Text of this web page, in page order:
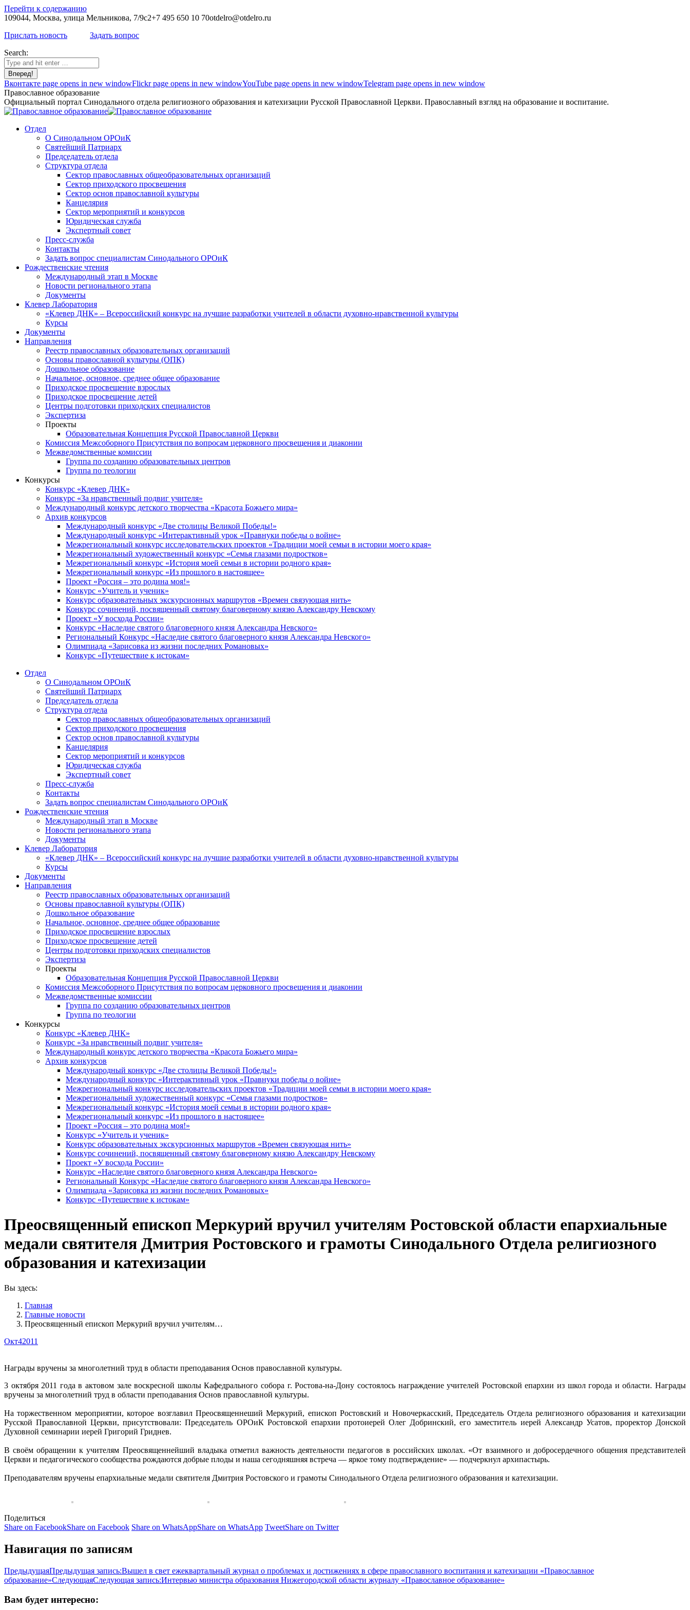
Перейти к содержанию
109044, Москва, улица Мельникова, 7/9с2+7 495 650 10 70otdelro@otdelro.ru
Прислать новость
Задать вопрос
Search:
Вконтакте page opens in new windowFlickr page opens in new windowYouTube page opens in new windowTelegram page opens in new window
Православное образование
Официальный портал Синодального отдела религиозного образования и катехизации Русской Православной Церкви. Православный взгляд на образование и воспитание.
Отдел
О Синодальном ОРОиК
Святейший Патриарх
Председатель отдела
Структура отдела
Сектор православных общеобразовательных организаций
Сектор приходского просвещения
Сектор основ православной культуры
Канцелярия
Сектор мероприятий и конкурсов
Юридическая служба
Экспертный совет
Пресс-служба
Контакты
Задать вопрос специалистам Синодального ОРОиК
Рождественские чтения
Международный этап в Москве
Новости регионального этапа
Документы
Клевер Лаборатория
«Клевер ДНК» – Всероссийский конкурс на лучшие разработки учителей в области духовно-нравственной культуры
Курсы
Документы
Направления
Реестр православных образовательных организаций
Основы православной культуры (ОПК)
Дошкольное образование
Начальное, основное, среднее общее образование
Приходское просвещение взрослых
Приходское просвещение детей
Центры подготовки приходских специалистов
Экспертиза
Проекты
Образовательная Концепция Русской Православной Церкви
Комиссия Межсоборного Присутствия по вопросам церковного просвещения и диаконии
Межведомственные комиссии
Группа по созданию образовательных центров
Группа по теологии
Конкурсы
Конкурс «Клевер ДНК»
Конкурс «За нравственный подвиг учителя»
Международный конкурс детского творчества «Красота Божьего мира»
Архив конкурсов
Международный конкурс «Две столицы Великой Победы!»
Международный конкурс «Интерактивный урок «Правнуки победы о войне»
Межрегиональный конкурс исследовательских проектов «Традиции моей семьи в истории моего края»
Межрегиональный художественный конкурс «Семья глазами подростков»
Межрегиональный конкурс «История моей семьи в истории родного края»
Межрегиональный конкурс «Из прошлого в настоящее»
Проект «Россия – это родина моя!»
Конкурс «Учитель и ученик»
Конкурс образовательных экскурсионных маршрутов «Времен связующая нить»
Конкурс сочинений, посвященный святому благоверному князю Александру Невскому
Проект «У восхода России»
Конкурс «Наследие святого благоверного князя Александра Невского»
Региональный Конкурс «Наследие святого благоверного князя Александра Невского»
Олимпиада «Зарисовка из жизни последних Романовых»
Конкурс «Путешествие к истокам»
Отдел
О Синодальном ОРОиК
Святейший Патриарх
Председатель отдела
Структура отдела
Сектор православных общеобразовательных организаций
Сектор приходского просвещения
Сектор основ православной культуры
Канцелярия
Сектор мероприятий и конкурсов
Юридическая служба
Экспертный совет
Пресс-служба
Контакты
Задать вопрос специалистам Синодального ОРОиК
Рождественские чтения
Международный этап в Москве
Новости регионального этапа
Документы
Клевер Лаборатория
«Клевер ДНК» – Всероссийский конкурс на лучшие разработки учителей в области духовно-нравственной культуры
Курсы
Документы
Направления
Реестр православных образовательных организаций
Основы православной культуры (ОПК)
Дошкольное образование
Начальное, основное, среднее общее образование
Приходское просвещение взрослых
Приходское просвещение детей
Центры подготовки приходских специалистов
Экспертиза
Проекты
Образовательная Концепция Русской Православной Церкви
Комиссия Межсоборного Присутствия по вопросам церковного просвещения и диаконии
Межведомственные комиссии
Группа по созданию образовательных центров
Группа по теологии
Конкурсы
Конкурс «Клевер ДНК»
Конкурс «За нравственный подвиг учителя»
Международный конкурс детского творчества «Красота Божьего мира»
Архив конкурсов
Международный конкурс «Две столицы Великой Победы!»
Международный конкурс «Интерактивный урок «Правнуки победы о войне»
Межрегиональный конкурс исследовательских проектов «Традиции моей семьи в истории моего края»
Межрегиональный художественный конкурс «Семья глазами подростков»
Межрегиональный конкурс «История моей семьи в истории родного края»
Межрегиональный конкурс «Из прошлого в настоящее»
Проект «Россия – это родина моя!»
Конкурс «Учитель и ученик»
Конкурс образовательных экскурсионных маршрутов «Времен связующая нить»
Конкурс сочинений, посвященный святому благоверному князю Александру Невскому
Проект «У восхода России»
Конкурс «Наследие святого благоверного князя Александра Невского»
Региональный Конкурс «Наследие святого благоверного князя Александра Невского»
Олимпиада «Зарисовка из жизни последних Романовых»
Конкурс «Путешествие к истокам»
Преосвященный епископ Меркурий вручил учителям Ростовской области епархиальные
медали святителя Дмитрия Ростовского и грамоты Синодального Отдела религиозного
образования и катехизации
Вы здесь:
Главная
Главные новости
Преосвященный епископ Меркурий вручил учителям…
Окт42011
Награды вручены за многолетний труд в области преподавания Основ православной культуры.
3 октября 2011 года в актовом зале воскресной школы Кафедрального собора г. Ростова-на-Дону состоялось награждение учителей Ростовской епархии из школ города и области. Награды
вручены за многолетний труд в области преподавания Основ православной культуры.
На торжественном мероприятии, которое возглавил Преосвященнеший Меркурий, епископ Ростовский и Новочеркасский, Председатель Отдела религиозного образования и катехизации
Русской Православной Церкви, присутствовали: Председатель ОРОиК Ростовской епархии протоиерей Олег Добринский, его заместитель иерей Александр Усатов, проректор Донской
Духовной семинарии иерей Григорий Гриднев.
В своём обращении к учителям Преосвященнейший владыка отметил важность деятельности педагогов в российских школах. «От взаимного и добросердечного общения представителей
Церкви и педагогического сообщества рождаются добрые плоды и наша сегодняшняя встреча — яркое тому подтверждение» — подчеркнул архипастырь.
Преподавателям вручены епархиальные медали святителя Дмитрия Ростовского и грамоты Синодального Отдела религиозного образования и катехизации.
Поделиться
Share on FacebookShare on Facebook Share on WhatsAppShare on WhatsApp TweetShare on Twitter
Навигация по записям
ПредыдущаяПредыдущая запись:Вышел в свет ежеквартальный журнал о проблемах и достижениях в сфере православного воспитания и катехизации «Православное
образование»СледующаяСледующая запись:Интервью министра образования Нижегородской области журналу «Православное образование»
Вам будет интересно: